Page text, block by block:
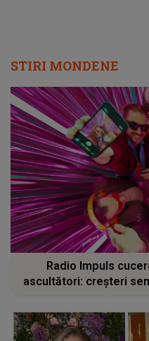
STIRI MONDENE
Radio Impuls
ascultători: creșteri